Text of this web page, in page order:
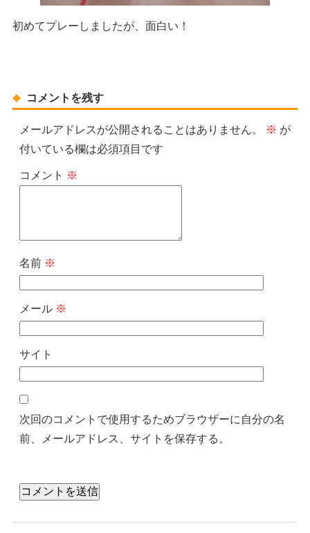
初めてプレーしましたが、面白い！
コメントを残す
メールアドレスが公開されることはありません。 ※ が
付いている欄は必須項目です
コメント ※
名前 ※
メール ※
サイト
次回のコメントで使用するためブラウザーに自分の名
前、メールアドレス、サイトを保存する。